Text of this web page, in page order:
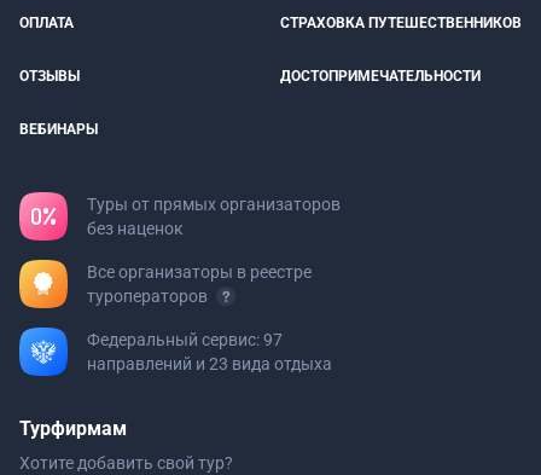
ОПЛАТА СТРАХОВКА ПУТЕШЕСТВЕННИКОВ
ОТЗЫВЫ ДОСТОПРИМЕЧАТЕЛЬНОСТИ
ВЕБИНАРЫ
Туры от прямых организаторов
без наценок
Все организаторы в реестре
туроператоров
Федеральный сервис: 97
направлений и 23 вида отдыха
Турфирмам
Хотите добавить свой тур?